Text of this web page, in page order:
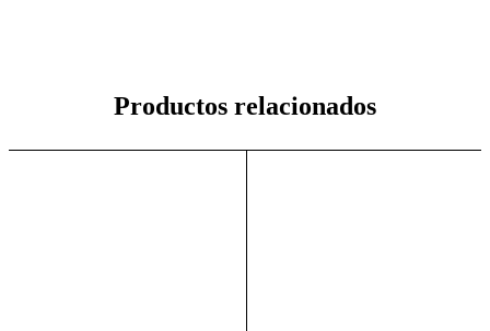
Productos relacionados